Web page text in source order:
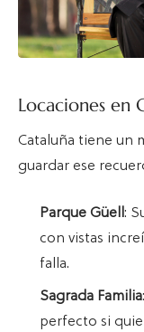
Locaciones en
Cataluña tiene un
guardar ese
Parque Güell:
con vistas
falla.
Sagrada Familia
perfecto si